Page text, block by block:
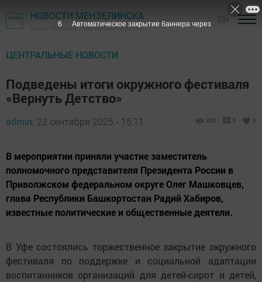
НОВОСТИ МЕНЗЕЛИНСКА
Газета "Мензеля" - Мензелинский район
ЦЕНТРАЛЬНЫЕ НОВОСТИ
Подведены итоги окружного фестиваля
«Вернуть Детство»
admin, 22 сентября 2025 - 15:11 263 0 0
В мероприятии приняли участие заместитель
полномочного представителя Президента России в
Приволжском федеральном округе Олег Машковцев,
глава Республики Башкортостан Радий Хабиров,
известные политические и общественные деятели.
В Уфе состоялись торжественное закрытие окружного
фестиваля по поддержке и социальной адаптации
воспитанников организаций для детей-сирот и детей,
4 Автоматическое закрытие баннера через